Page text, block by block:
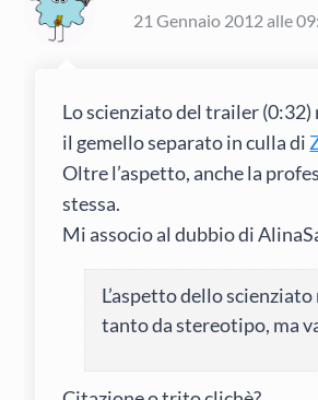
21 Gennaio 2012 alle
Lo scienziato del trailer (0:32)
il gemello separato in culla di
Oltre l’aspetto, anche la
stessa.
Mi associo al dubbio di
L’aspetto dello scienziato
tanto da stereotipo, ma